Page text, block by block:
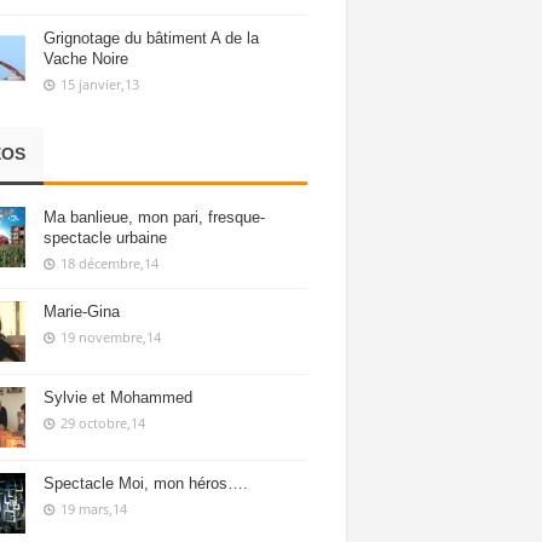
Grignotage du bâtiment A de la
Vache Noire
15 janvier,13
Ma banlieue, mon pari, fresque-
spectacle urbaine
18 décembre,14
Marie-Gina
19 novembre,14
Sylvie et Mohammed
29 octobre,14
Spectacle Moi, mon héros….
19 mars,14